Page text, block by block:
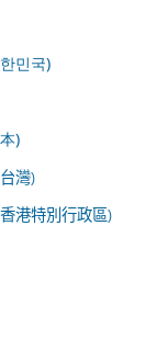
민국)
)
灣)
港特別行政區)